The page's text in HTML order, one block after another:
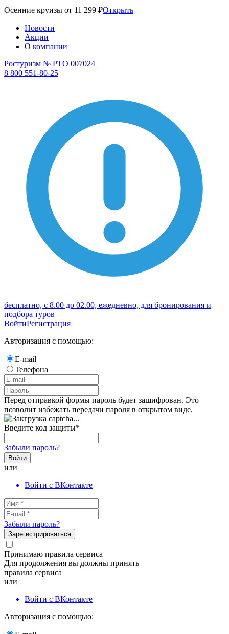
Осенние круизы от 11 299 ₽Открыть
Новости
Акции
О компании
Ростуризм № РТО 007024
8 800 551-80-25
бесплатно, с 8.00 до 02.00, ежедневно, для бронирования и
подбора туров
ВойтиРегистрация
Авторизация с помощью:
E-mail
Телефона
Перед отправкой формы пароль будет зашифрован. Это
позволит избежать передачи пароля в открытом виде.
Введите код защиты*
Забыли пароль?
Войти
или
Войти с ВКонтакте
Забыли пароль?
Зарегистрироваться
Принимаю правила сервиса
Для продолжения вы должны принять
правила сервиса
или
Войти с ВКонтакте
Авторизация с помощью: